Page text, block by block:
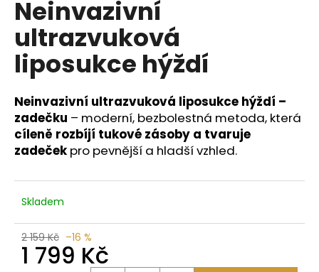
Neinvazivní
ultrazvuková
liposukce hýždí
Neinvazivní ultrazvuková liposukce hýždí –
zadečku – moderní, bezbolestná metoda, která
cíleně rozbíjí tukové zásoby a tvaruje
zadeček pro pevnější a hladší vzhled.
Skladem
2 159 Kč –16 %
1 799 Kč
a
j
í
t
?
D
o